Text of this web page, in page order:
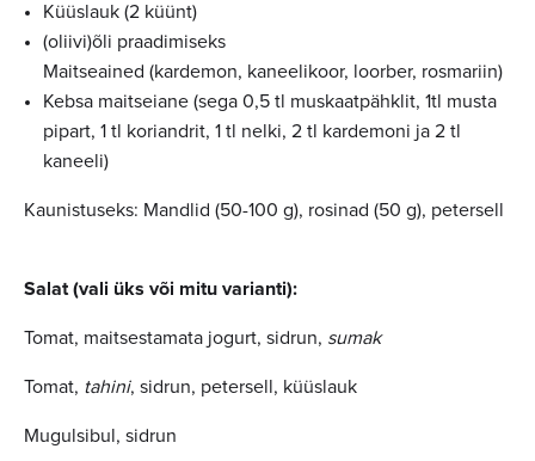
Küüslauk (2 küünt)
(oliivi)õli praadimiseks
Maitseained (kardemon, kaneelikoor, loorber, rosmariin)
Kebsa maitseiane (sega 0,5 tl muskaatpähklit, 1tl musta
pipart, 1 tl koriandrit, 1 tl nelki, 2 tl kardemoni ja 2 tl
kaneeli)
Kaunistuseks: Mandlid (50-100 g), rosinad (50 g), petersell
Salat (vali üks või mitu varianti):
Tomat, maitsestamata jogurt, sidrun, sumak
Tomat, tahini, sidrun, petersell, küüslauk
Mugulsibul, sidrun